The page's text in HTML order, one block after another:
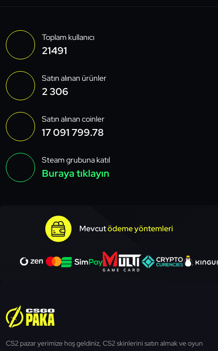
Toplam kullanıcı
21491
Satın alınan ürünler
2 306
Satın alınan coinler
17 091 799.78
Steam grubuna katıl
Buraya tıklayın
Mevcutödeme yöntemleri
CS2 pazar yerimize hoş geldiniz, CS2 skinlerini satın almak ve oyun